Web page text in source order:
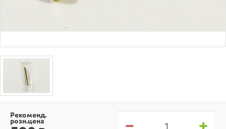
Рекоменд.
розн.цена